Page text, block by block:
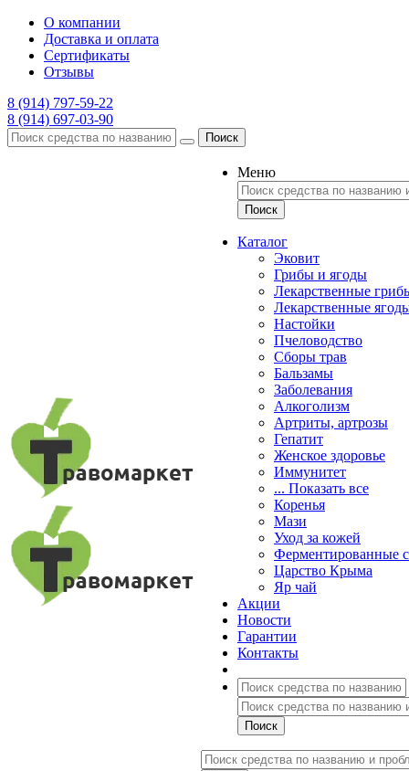
О компании
Доставка и оплата
Сертификаты
Отзывы
8 (914) 797-59-22
8 (914) 697-03-90
Поиск
Меню
Каталог
Эковит
Грибы и ягоды
Лекарственные
Лекарственные
Настойки
Пчеловодство
Сборы трав
Бальзамы
Заболевания
Алкоголизм
Артриты, артрозы
Гепатит
Женское здоровье
Иммунитет
... Показать все
Коренья
Мази
Уход за кожей
Ферментированные
Царство Крыма
Яр чай
Акции
Новости
Гарантии
Контакты